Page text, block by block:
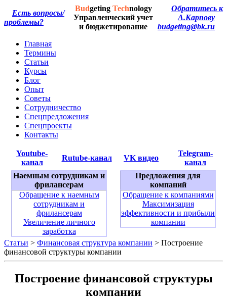
Есть вопросы/
проблемы?
Budgeting Technology
Управленческий учет
и бюджетирование
Обратитесь к
А.Карпову
budgeting@bk.ru
Главная
Термины
Статьи
Курсы
Блог
Опыт
Советы
Сотрудничество
Спецпредложения
Спецпроекты
Контакты
Youtube-
канал
Rutube-канал VK видео
Telegram-
канал
Наемным сотрудникам и
фрилансерам
Обращение к наемным
сотрудникам и
фрилансерам
Увеличение личного
заработка
Предложения для
компаний
Обращение к компаниями
Максимизация
эффективности и прибыли
компании
Статьи > Финансовая структура компании > Построение
финансовой структуры компании
Построение финансовой структуры
компании